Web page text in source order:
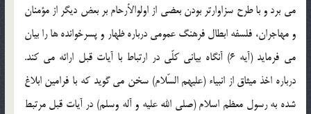
مي برد و با طرح سزاوارتر بودن بعضي از اولوالأرحام بر بعض ديگر از مؤمنان
و مهاجران، فلسفه ابطال فرهنگ عمومي درباره ظهار و پسرخوانده ها را بيان
مي فرمايد (آيه 6) آنگاه بياني کلّي در ارتباط با آيات قبل ارائه مي کند.
درباره اخذ ميثاق از انبياء (عليهم السّلام) سخن مي گويد که با فرامين ابلاغ
شده به رسول معظم اسلام (صلي الله عليه و آله وسلم) در آيات قبل مرتبط